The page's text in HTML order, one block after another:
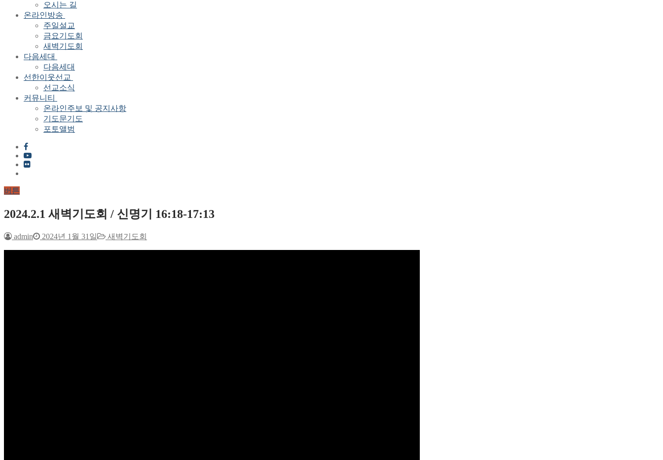
오시는 길
온라인방송
주일설교
금요기도회
새벽기도회
다음세대
다음세대
선한이웃선교
선교소식
커뮤니티
온라인주보 및 공지사항
기도문기도
포토앨범
버튼
2024.2.1 새벽기도회 / 신명기 16:18-17:13
admin 2024년 1월 31일 새벽기도회